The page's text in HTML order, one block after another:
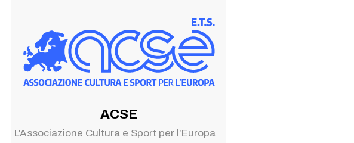
ACSE
L'Associazione Cultura e Sport per l’Europa